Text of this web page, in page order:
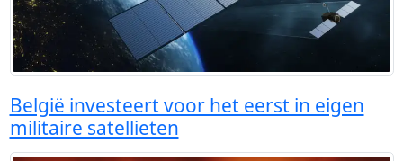
België investeert voor het eerst in eigen
militaire satellieten